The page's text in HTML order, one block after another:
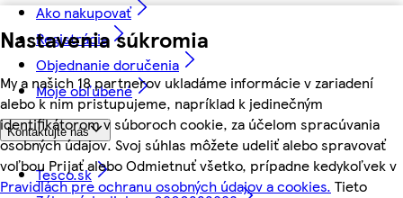
Nastavenia súkromia
My a našich 18 partnerov ukladáme informácie v zariadení
alebo k nim pristupujeme, napríklad k jedinečným
identifikátorom v súboroch cookie, za účelom spracúvania
osobných údajov. Svoj súhlas môžete udeliť alebo spravovať
voľbou Prijať alebo Odmietnuť všetko, prípadne kedykoľvek v
Pravidlách pre ochranu osobných údajov a cookies. Tieto
Ako nakupovať
Registrácia
Objednanie doručenia
Moje obľúbené
Kontaktujte nás
Tesco.sk